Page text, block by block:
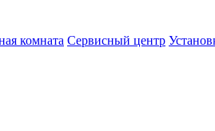
комната Сервисный центр